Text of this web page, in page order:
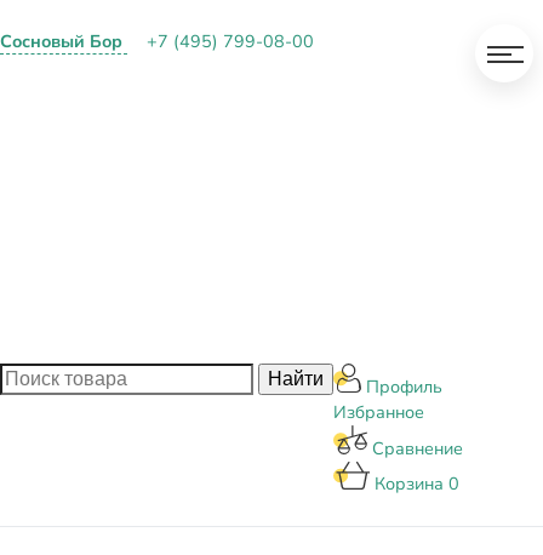
Сосновый Бор +7 (495) 799-08-00
Профиль
Избранное
Сравнение
Корзина 0